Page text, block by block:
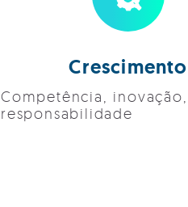
Crescimento
Competência, inovação,
responsabilidade